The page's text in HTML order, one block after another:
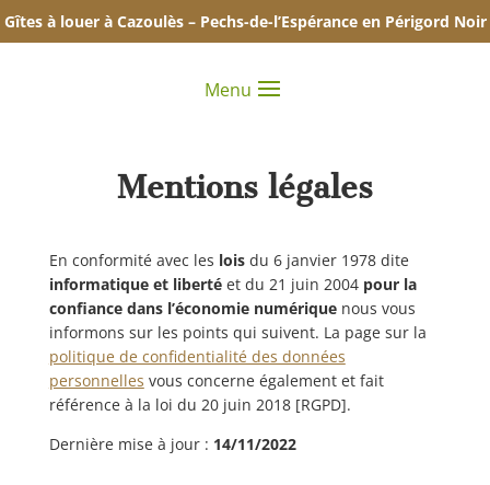
Gîtes à louer à Cazoulès – Pechs-de-l’Espérance en Périgord Noir
Menu
Mentions légales
En conformité avec les loisdu 6 janvier 1978 dite
informatique et libertéet du 21 juin 2004 pour la
confiance dans l’économie numériquenous vous
informons sur les points qui suivent. La page sur la
politique de confidentialité des données
personnelles vous concerne également et fait
référence à la loi du 20 juin 2018 [RGPD].
Dernière mise à jour : 14/11/2022